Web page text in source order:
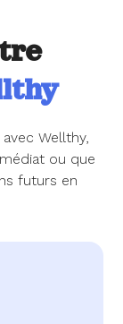
Wellthy,
ou que
futurs en